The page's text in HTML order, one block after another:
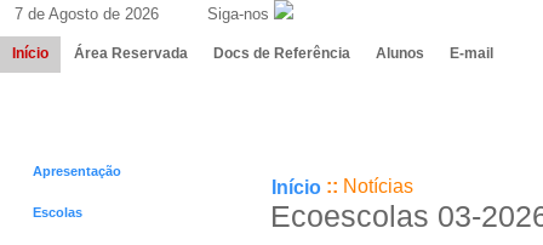
7 de Agosto de 2026 Siga-nos
Início Área Reservada Docs de Referência Alunos E-mail
Apresentação
Escolas
Início :: Notícias
Ecoescolas 03-